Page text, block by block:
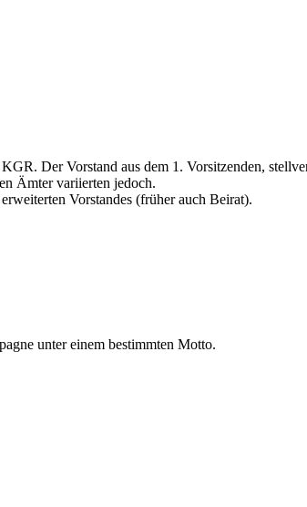
Der Vorstand aus dem 1. Vorsitzenden,
Ämter variierten jedoch.
Vorstandes (früher auch Beirat).
unter einem bestimmten Motto.